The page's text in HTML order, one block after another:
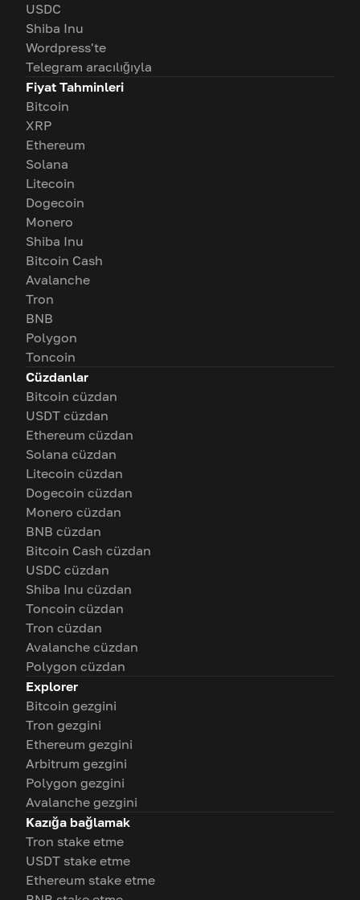
USDC
Shiba Inu
Wordpress'te
Telegram aracılığıyla
Fiyat Tahminleri
Bitcoin
XRP
Ethereum
Solana
Litecoin
Dogecoin
Monero
Shiba Inu
Bitcoin Cash
Avalanche
Tron
BNB
Polygon
Toncoin
Cüzdanlar
Bitcoin cüzdan
USDT cüzdan
Ethereum cüzdan
Solana cüzdan
Litecoin cüzdan
Dogecoin cüzdan
Monero cüzdan
BNB cüzdan
Bitcoin Cash cüzdan
USDC cüzdan
Shiba Inu cüzdan
Toncoin cüzdan
Tron cüzdan
Avalanche cüzdan
Polygon cüzdan
Explorer
Bitcoin gezgini
Tron gezgini
Ethereum gezgini
Arbitrum gezgini
Polygon gezgini
Avalanche gezgini
Kazığa bağlamak
Tron stake etme
USDT stake etme
Ethereum stake etme